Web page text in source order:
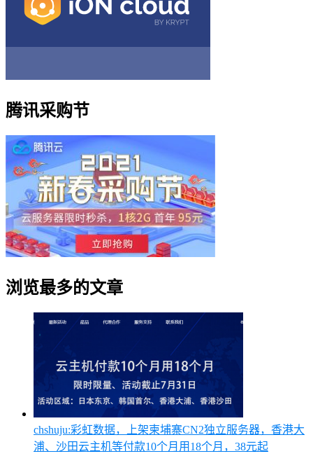
腾讯采购节
浏览最多的文章
chshuju:彩虹数据，上架柬埔寨CN2独立服务器，香港大
浦、沙田云主机等付款10个月用18个月，38元起